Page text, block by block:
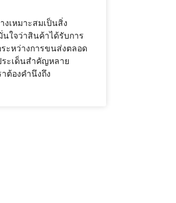
งเหมาะสมเป็นสิ่ง
ใจว่าสินค้าได้รับการ
ระหว่างการขนส่งตลอด
ระเด็นสำคัญหลาย
ต้องคำนึงถึง